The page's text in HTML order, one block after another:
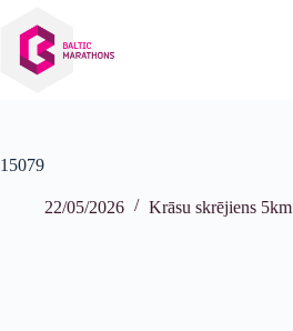
saturu
15079
22/05/2026 Krāsu skrējiens 5km